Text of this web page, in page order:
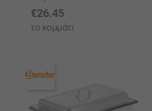
€26.45
το κομμάτι